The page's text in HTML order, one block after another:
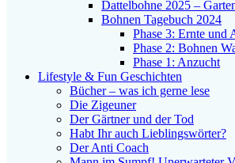
Dattelbohne 2025 –
Bohnen Tagebuch 2024
Phase 3: Ernte und
Phase 2: Bohnen
Phase 1: Anzucht
Lifestyle & Fun Geschichten
Bücher – was ich gerne lese
Die Zigeuner
Der Gärtner und der Tod
Habt Ihr auch Lieblingswörter?
Der Anti Coach